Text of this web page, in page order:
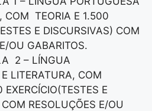
COM TEORIA E 1.500
E DISCURSIVAS) COM
OU GABARITOS.
2 – LÍNGUA
LITERATURA, COM
EXERCÍCIO(TESTES E
RESOLUÇÕES E/OU